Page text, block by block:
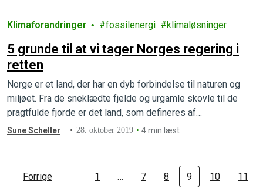
Klimaforandringer fossilenergi klimaløsninger
5 grunde til at vi tager Norges regering i
retten
Norge er et land, der har en dyb forbindelse til naturen og
miljøet. Fra de sneklædte fjelde og urgamle skovle til de
pragtfulde fjorde er det land, som defineres af…
Sune Scheller 28. oktober 2019 4 min læst
Forrige 1 … 7 8 9 10 11